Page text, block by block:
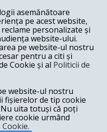
asemănătoare
pe acest website,
personalizate și
website-ului.
pe website-ul nostru
pentru a citi și
Cookie și al Politicii de
website-ul nostru
fișierelor de tip cookie
uita totuși că poți
cookie urmând